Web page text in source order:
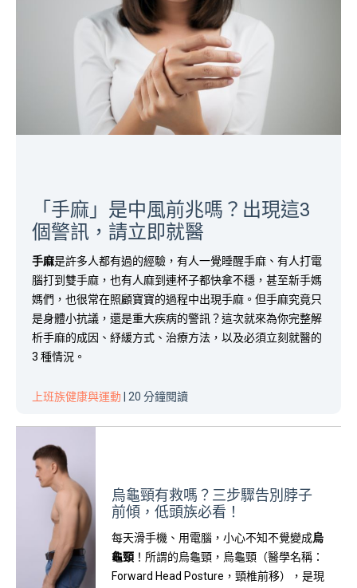
「手麻」是中風前兆嗎？出現這3
個警訊，請立即就醫
手麻是許多人都有過的經驗，有人一覺睡醒手麻、有人打電
腦打到雙手麻，也有人麻到連杯子都快拿不穩，甚至新手媽
媽們，也很常在照顧寶寶的過程中出現手麻。但手麻究竟只
是身體小抗議，還是重大疾病的警訊？這次就來為你完整解
析手麻的成因、紓緩方式、治療方法，以及必須立刻就醫的
3 種情況。
上班族健康與運動 | 20 分鐘閱讀
烏龜頸有救嗎？三步驟告別脖子
前傾，低頭族必看！
每天滑手機、用電腦，小心不知不覺變成烏
龜頸 ！所謂的烏龜頸，烏龜頸（醫學名稱：
Forward Head Posture，頸椎前移），是現